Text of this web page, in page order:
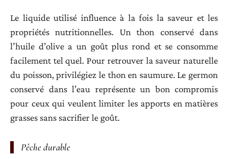
Le liquide utilisé influence à la fois la saveur et les
propriétés nutritionnelles. Un thon conservé dans
l’huile d’olive a un goût plus rond et se consomme
facilement tel quel. Pour retrouver la saveur naturelle
du poisson, privilégiez le thon en saumure. Le germon
conservé dans l’eau représente un bon compromis
pour ceux qui veulent limiter les apports en matières
grasses sans sacrifier le goût.
Pêche durable